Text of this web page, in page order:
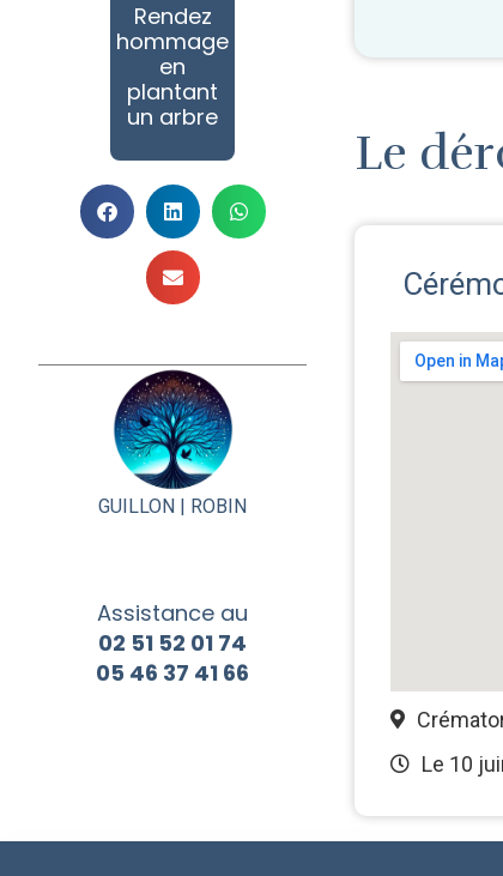
Rendez
hommage
en
plantant
un arbre
GUILLON | ROBIN
Assistance au
02 51 52 01 74
05 46 37 41 66
Le
Le 10